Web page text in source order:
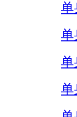
单
单
单
单